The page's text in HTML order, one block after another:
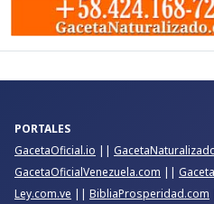
PORTALES
GacetaOficial.io ||
GacetaOficialVenezuela.com ||
Ley.com.ve || BibliaProsperidad.com